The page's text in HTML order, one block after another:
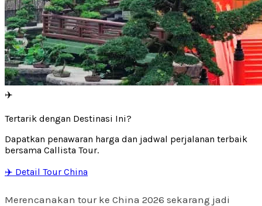
✈️
Tertarik dengan Destinasi Ini?
Dapatkan penawaran harga dan jadwal perjalanan terbaik
bersama Callista Tour.
✈️ Detail Tour China
Merencanakan tour ke China 2026 sekarang jadi